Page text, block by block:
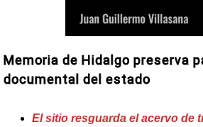
Memoria de Hidalgo preserva
documental del estado
El sitio resguarda el acervo de